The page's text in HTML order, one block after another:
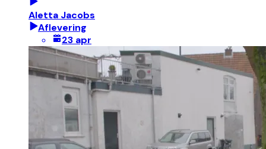
Aletta Jacobs
Aflevering
23 apr